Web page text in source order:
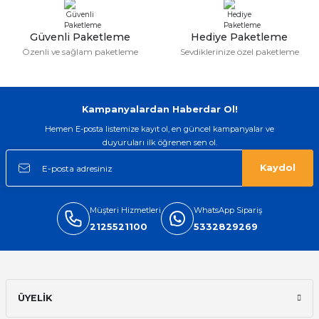
Halı ve Koltuk Yıkamacılara Magnet Kampanyası Ücretsiz Kargo Ücretsiz
Güvenli Paketleme
Özenli ve sağlam paketleme
Hediye Paketleme
Sevdiklerinize özel paketleme
Kampanyalardan Haberdar Ol!
Hemen E-posta listemize kayıt ol, en güncel kampanyalar ve
duyuruları ilk öğrenen sen ol.
Kaydol
Müşteri Hizmetleri
2125521100
WhatsApp Sipariş
5332829269
ÜYELİK